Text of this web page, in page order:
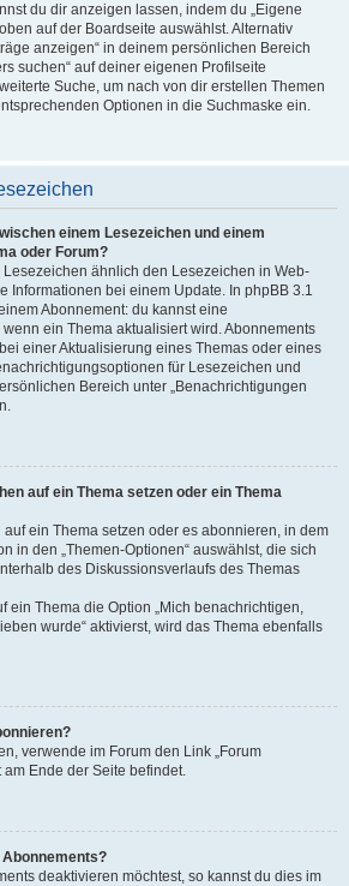
du dir anzeigen lassen, indem du „Eigene
auf der Boardseite auswählst. Alternativ
anzeigen“ in deinem persönlichen Bereich
suchen“ auf deiner eigenen Profilseite
Suche, um nach von dir erstellen Themen
Optionen in die Suchmaske ein.
einem Lesezeichen und einem
oder Forum?
Lesezeichen ähnlich den Lesezeichen in Web-
Informationen bei einem Update. In phpBB 3.1
Abonnement: du kannst eine
ein Thema aktualisiert wird. Abonnements
einer Aktualisierung eines Themas oder eines
für Lesezeichen und
Bereich unter „Benachrichtigungen
auf ein Thema setzen oder ein Thema
ein Thema setzen oder es abonnieren, in dem
in den „Themen-Optionen“ auswählst, die sich
des Diskussionsverlaufs des Themas
ein Thema die Option „Mich benachrichtigen,
wurde“ aktivierst, wird das Thema ebenfalls
verwende im Forum den Link „Forum
Ende der Seite befindet.
deaktivieren möchtest, so kannst du dies im